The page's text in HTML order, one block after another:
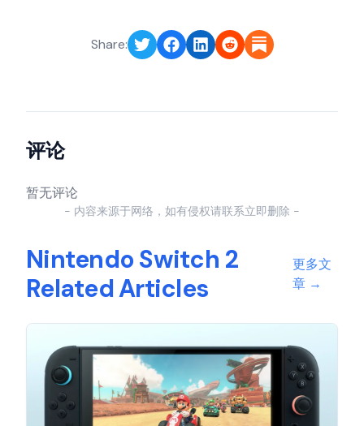
Share:
评论
暂无评论
- 内容来源于网络，如有侵权请联系立即删除 -
Nintendo Switch 2
Related Articles
更多文
章→